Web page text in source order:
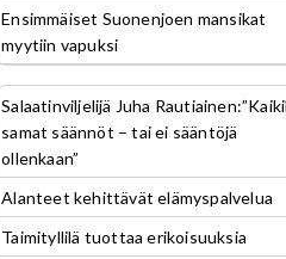
Ensimmäiset Suonenjoen mansikat
myytiin vapuksi
Salaatinviljelijä Juha
samat säännöt – tai ei sääntöjä
ollenkaan”
Alanteet kehittävät elämyspalvelua
Taimityllilä tuottaa erikoisuuksia